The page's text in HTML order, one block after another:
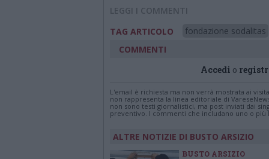
LEGGI I COMMENTI
TAG ARTICOLO
fondazione sodalitas
COMMENTI
Accedi o
L'email è richiesta ma non verrà mostrata ai
non rappresenta la linea editoriale di
non sono testi giornalistici, ma post inviati dai
preventivo. I commenti che includano uno o
ALTRE NOTIZIE DI BUSTO ARSIZIO
BUSTO ARSIZIO